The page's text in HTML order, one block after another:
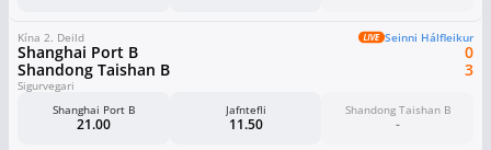
Kína 2. Deild Seinni Hálfleikur
Shanghai Port B
Shandong Taishan B
0
3
Sigurvegari
Shanghai Port B
21.00
Jafntefli
11.50
Shandong Taishan B
-